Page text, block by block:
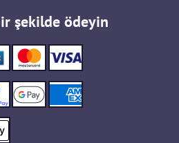
şekilde ödeyin